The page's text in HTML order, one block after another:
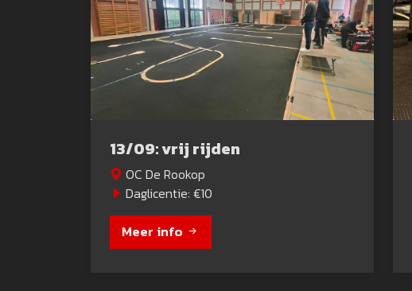
13/09: vrij rijden
OC De Rookop
Daglicentie: €10
Meer info